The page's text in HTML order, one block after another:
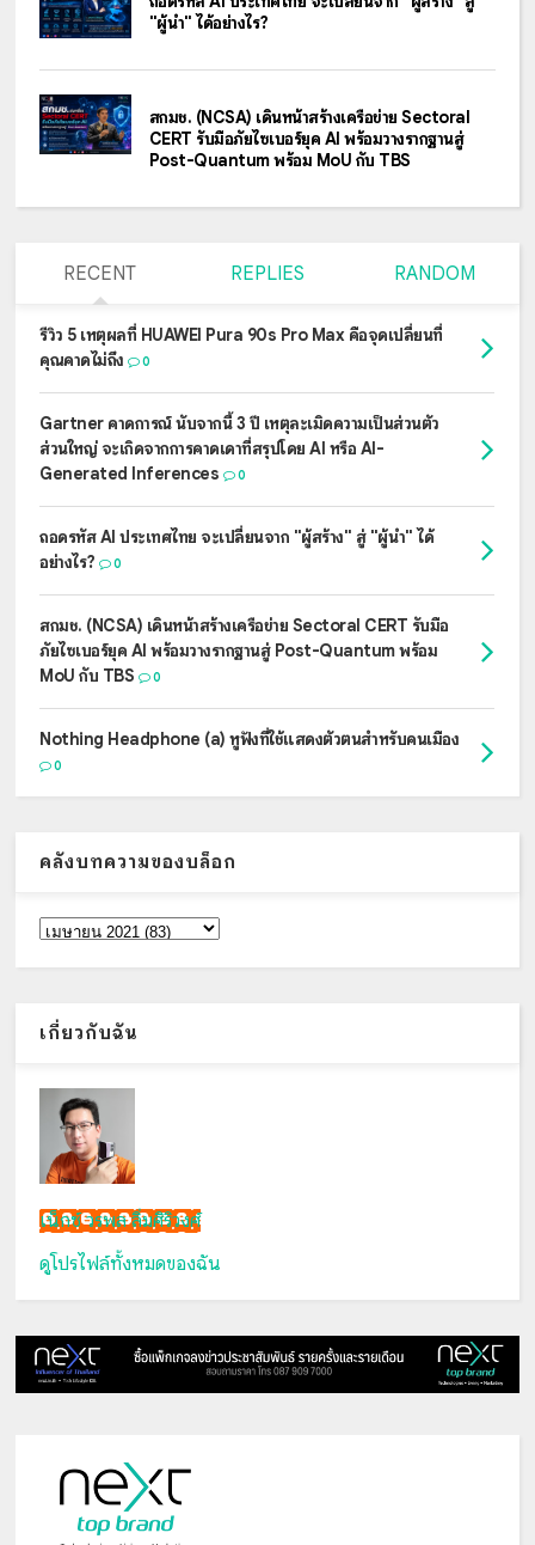
"ผู้นำ" ได้อย่างไร?
สกมช. (NCSA) เดินหน้าสร้างเครือข่าย Sectoral
CERT รับมือภัยไซเบอร์ยุค AI พร้อมวางรากฐานสู่
Post-Quantum พร้อม MoU กับ TBS
RECENT REPLIES RANDOM
รีวิว 5 เหตุผลที่ HUAWEI Pura 90s Pro Max คือจุดเปลี่ยนที่
คุณคาดไม่ถึง
0
Gartner คาดการณ์ นับจากนี้ 3 ปี เหตุละเมิดความเป็นส่วนตัว
ส่วนใหญ่ จะเกิดจากการคาดเดาที่สรุปโดย AI หรือ AI-
Generated Inferences
0
ถอดรหัส AI ประเทศไทย จะเปลี่ยนจาก "ผู้สร้าง" สู่ "ผู้นำ" ได้
อย่างไร?
0
สกมช. (NCSA) เดินหน้าสร้างเครือข่าย Sectoral CERT รับมือ
ภัยไซเบอร์ยุค AI พร้อมวางรากฐานสู่ Post-Quantum พร้อม
MoU กับ TBS
0
Nothing Headphone (a) หูฟังที่ใช้แสดงตัวตนสำหรับคนเมือง
0
คลังบทความของบล็อก
เกี่ยวกับฉัน
เน็กซ์ วรพล ลิ่มศิริวงศ์
ดูโปรไฟล์ทั้งหมดของฉัน